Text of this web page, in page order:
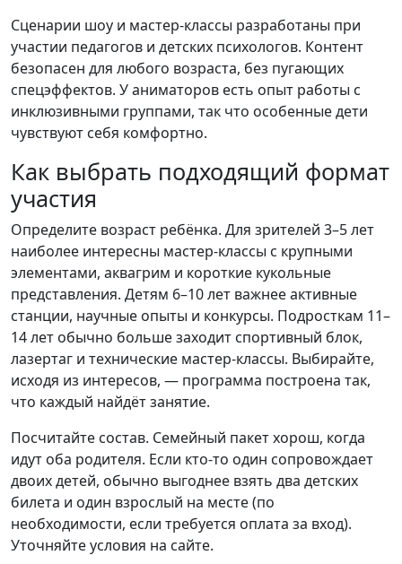
Сценарии шоу и мастер-классы разработаны при
участии педагогов и детских психологов. Контент
безопасен для любого возраста, без пугающих
спецэффектов. У аниматоров есть опыт работы с
инклюзивными группами, так что особенные дети
чувствуют себя комфортно.
Как выбрать подходящий формат
участия
Определите возраст ребёнка. Для зрителей 3–5 лет
наиболее интересны мастер-классы с крупными
элементами, аквагрим и короткие кукольные
представления. Детям 6–10 лет важнее активные
станции, научные опыты и конкурсы. Подросткам 11–
14 лет обычно больше заходит спортивный блок,
лазертаг и технические мастер-классы. Выбирайте,
исходя из интересов, — программа построена так,
что каждый найдёт занятие.
Посчитайте состав. Семейный пакет хорош, когда
идут оба родителя. Если кто-то один сопровождает
двоих детей, обычно выгоднее взять два детских
билета и один взрослый на месте (по
необходимости, если требуется оплата за вход).
Уточняйте условия на сайте.